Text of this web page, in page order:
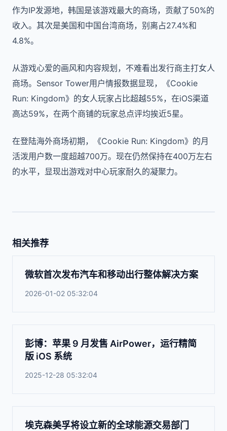
作为IP发源地，韩国是该游戏最大的商场，贡献了50%的
收入。其次是美国和中国台湾商场，别离占27.4%和
4.8%。
从游戏心爱的画风和内容规划，不难看出发行商主打女人
商场。Sensor Tower用户情报数据显现，《Cookie
Run: Kingdom》的女人玩家占比超越55%，在iOS渠道
高达59%，在两个商铺的玩家总点评均挨近5星。
在登陆海外商场初期，《Cookie Run: Kingdom》的月
活泼用户数一度超越700万。现在仍然保持在400万左右
的水平，显现出游戏对中心玩家耐久的凝聚力。
相关推荐
微软首次发布汽车和移动出行整体解决方案
2026-01-02 05:32:04
彭博：苹果 9 月发售 AirPower，运行精简
版 iOS 系统
2025-12-28 05:32:04
埃克森美孚将设立新的全球能源交易部门